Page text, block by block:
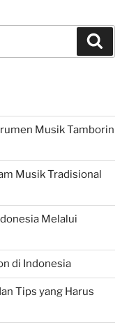
Musik Tamborin
Musik Tradisional
Melalui
di Indonesia
Tips yang Harus